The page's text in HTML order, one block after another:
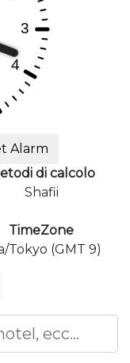
Alarm
di calcolo
Shafii
TimeZone
Tokyo (GMT 9)